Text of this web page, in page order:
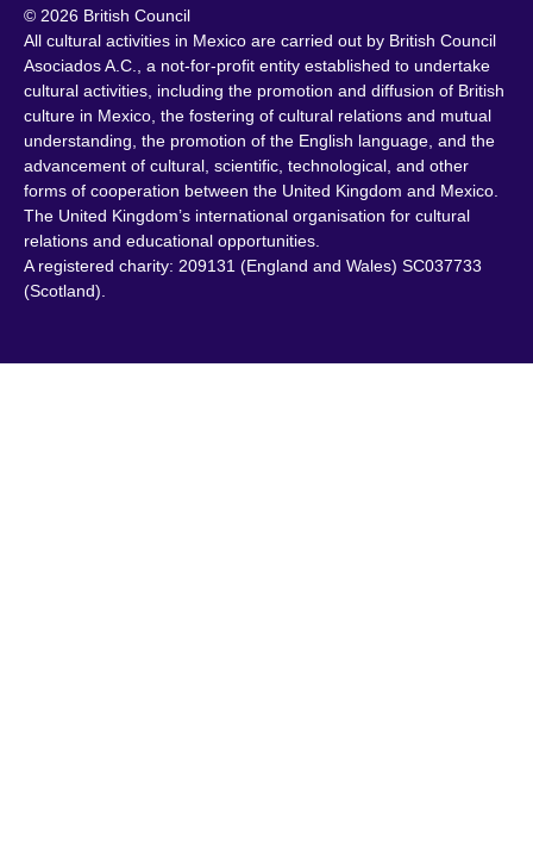
© 2026 British Council
All cultural activities in Mexico are carried out by British Council
Asociados A.C., a not-for-profit entity established to undertake
cultural activities, including the promotion and diffusion of British
culture in Mexico, the fostering of cultural relations and mutual
understanding, the promotion of the English language, and the
advancement of cultural, scientific, technological, and other
forms of cooperation between the United Kingdom and Mexico.
The United Kingdom’s international organisation for cultural
relations and educational opportunities.
A registered charity: 209131 (England and Wales) SC037733
(Scotland).